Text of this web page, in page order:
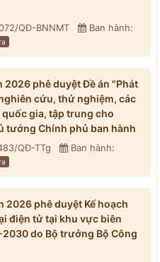
QĐ-BNNMT
Ban hành:
2026 phê duyệt Đề án "Phát
cứu, thử nghiệm, các
gia, tập trung cho
tướng Chính phủ ban hành
QĐ-TTg
Ban hành:
2026 phê duyệt Kế hoạch
điện tử tại khu vực biên
do Bộ trưởng Bộ Công